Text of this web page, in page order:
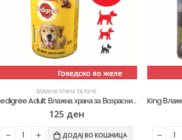
ВЛАЖНА ХРАНА ЗА КУЧЕ
King Влажна храна за куче со Говедско во сос [Конзерва 1.24кг]
93 ден
ДОДАЈ ВО КОШНИЦА